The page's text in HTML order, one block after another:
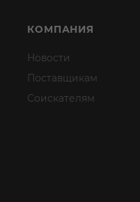
КОМПАНИЯ
Новости
Поставщикам
Соискателям